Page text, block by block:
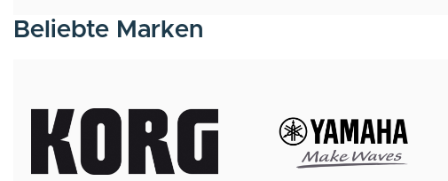
Beliebte Marken